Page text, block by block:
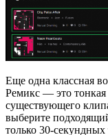
Еще одна классная
Ремикс — это тонкая
существующего
выберите
только 30-